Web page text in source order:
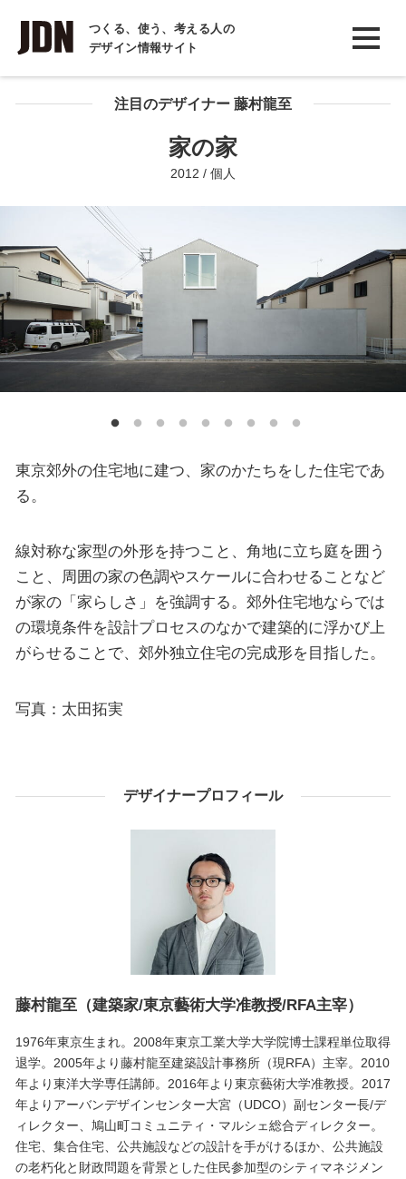
つくる、使う、考える人の
デザイン情報サイト
INTERVIEW
インタビュー
REPORT注目のデザイナー 藤村龍至
家の家
2012 / 個人
東京郊外の住宅地に建つ、家のかたちをした住宅であ
る。
線対称な家型の外形を持つこと、角地に立ち庭を囲う
こと、周囲の家の色調やスケールに合わせることなど
が家の「家らしさ」を強調する。郊外住宅地ならでは
の環境条件を設計プロセスのなかで建築的に浮かび上
がらせることで、郊外独立住宅の完成形を目指した。
写真：太田拓実
デザイナープロフィール
藤村龍至（建築家/東京藝術大学准教授/RFA主宰）
1976年東京生まれ。2008年東京工業大学大学院博士課程単位取得
退学。2005年より藤村龍至建築設計事務所（現RFA）主宰。2010
年より東洋大学専任講師。2016年より東京藝術大学准教授。2017
年よりアーバンデザインセンター大宮（UDCO）副センター長/デ
ィレクター、鳩山町コミュニティ・マルシェ総合ディレクター。
住宅、集合住宅、公共施設などの設計を手がけるほか、公共施設
の老朽化と財政問題を背景とした住民参加型のシティマネジメン